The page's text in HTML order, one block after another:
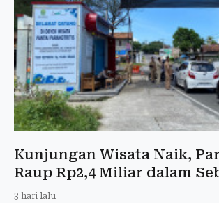
Kunjungan Wisata Naik,
Raup Rp2,4 Miliar dalam
3 hari lalu